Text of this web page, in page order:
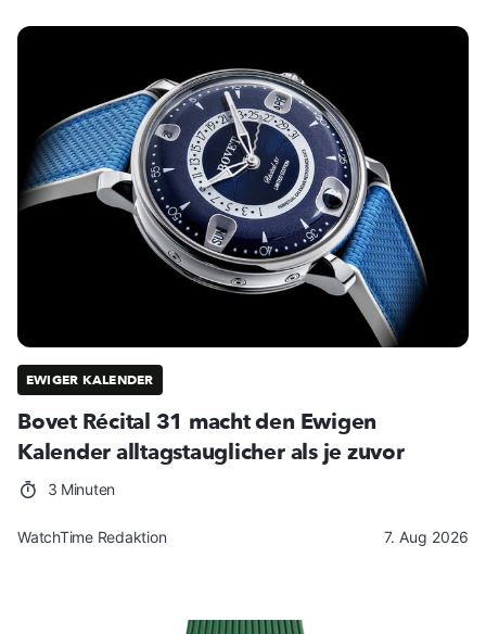
EWIGER KALENDER
Bovet Récital 31 macht den Ewigen
Kalender alltagstauglicher als je zuvor
3 Minuten
WatchTime Redaktion 7. Aug 2026